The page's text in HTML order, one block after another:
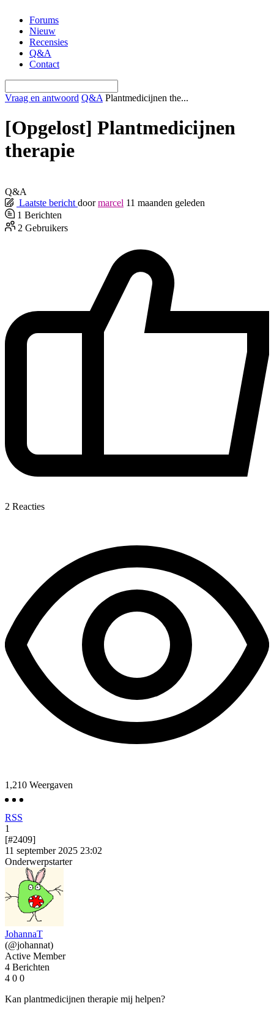
naar
inhoud
Forums
Nieuw
Recensies
Q&A
Contact
Vraag en antwoord Q&A Plantmedicijnen the...
[Opgelost] Plantmedicijnen
therapie
Q&A
Laatste bericht door marcel 11 maanden geleden
1 Berichten
2 Gebruikers
2 Reacties
1,210 Weergaven
RSS
1
[#2409]
11 september 2025 23:02
Onderwerpstarter
JohannaT
(@johannat)
Active Member
4 Berichten
4 0 0
Kan plantmedicijnen therapie mij helpen?